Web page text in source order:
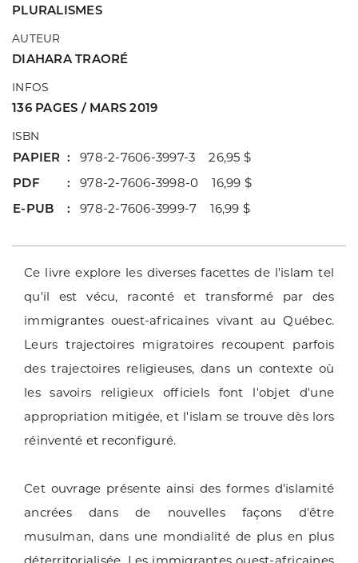
PLURALISMES
AUTEUR
DIAHARA TRAORÉ
INFOS
136 PAGES / MARS 2019
ISBN
PAPIER
978-2-7606-3997-3 26,95 $
PDF
978-2-7606-3998-0 16,99 $
E-PUB
978-2-7606-3999-7 16,99 $
Ce livre explore les diverses facettes de l'islam tel
qu'il est vécu, raconté et transformé par des
immigrantes ouest-africaines vivant au Québec.
Leurs trajectoires migratoires recoupent parfois
des trajectoires religieuses, dans un contexte où
les savoirs religieux officiels font l'objet d'une
appropriation mitigée, et l'islam se trouve dès lors
réinventé et reconfiguré.
Cet ouvrage présente ainsi des formes d'islamité
ancrées dans de nouvelles façons d'être
musulman, dans une mondialité de plus en plus